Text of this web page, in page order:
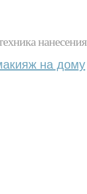
нанесения
на дому